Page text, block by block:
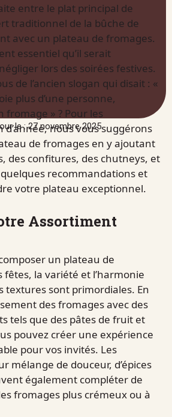
le : 27 novembre 2025
entre le plat principal de
traditionnel de la bûche de
avec un plateau de fromages.
essentiel qu’il serait
lors des soirées festives.
de l’ancien slogan qui disait : «
plus d’une personne,
fromage » ? Pour les
d’année, nous vous suggérons
de fromages en y ajoutant
des confitures, des chutneys, et
recommandations et
votre plateau exceptionnel.
Assortiment
composer un plateau de
la variété et l’harmonie
textures sont primordiales. En
des fromages avec des
tels que des pâtes de fruit et
pouvez créer une expérience
pour vos invités. Les
mélange de douceur, d’épices
également compléter de
fromages plus crémeux ou à